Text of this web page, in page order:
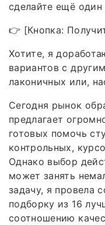
сделайте ещё
👉 [Кнопка:
Хотите, я
вариантов с
лаконичных или,
Сегодня рынок
предлагает
готовых помочь
контрольных,
Однако выбор
может занять
задачу, я провела
подборку из 16
соотношению